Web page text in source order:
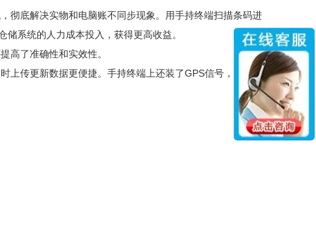
彻底解决实物和电脑账不同步现象。用手持终端扫描条码进
系统的人力成本投入，获得更高收益。
高了准确性和实效性。
上传更新数据更便捷。手持终端上还装了GPS信号，地图上